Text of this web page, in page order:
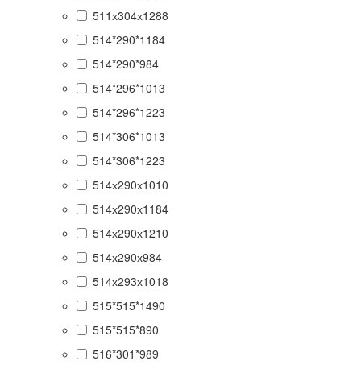
511х304х1288
514*290*1184
514*290*984
514*296*1013
514*296*1223
514*306*1013
514*306*1223
514х290х1010
514х290х1184
514х290х1210
514х290х984
514х293х1018
515*515*1490
515*515*890
516*301*989